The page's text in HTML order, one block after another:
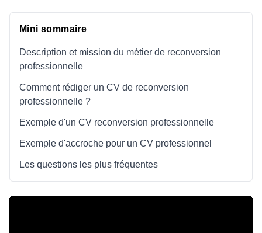
Mini sommaire
Description et mission du métier de reconversion
professionnelle
Comment rédiger un CV de reconversion
professionnelle ?
Exemple d'un CV reconversion professionnelle
Exemple d'accroche pour un CV professionnel
Les questions les plus fréquentes